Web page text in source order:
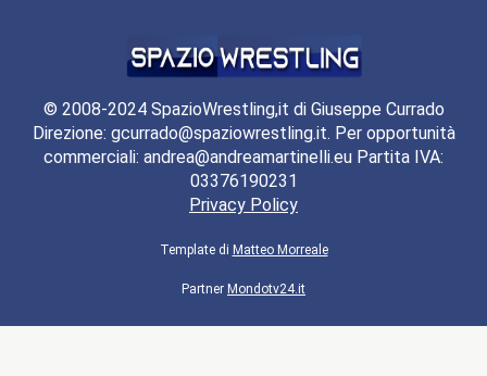
© 2008-2024 SpazioWrestling,it di Giuseppe Currado
Direzione: gcurrado@spaziowrestling.it. Per opportunità
commerciali: andrea@andreamartinelli.eu Partita IVA:
03376190231
Privacy Policy
Template di Matteo Morreale
Partner Mondotv24.it